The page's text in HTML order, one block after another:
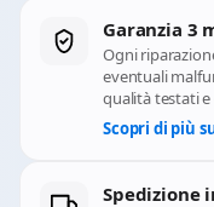
Garanzia 3
Ogni
eventuali
qualità testati
Scopri di più
Spedizione